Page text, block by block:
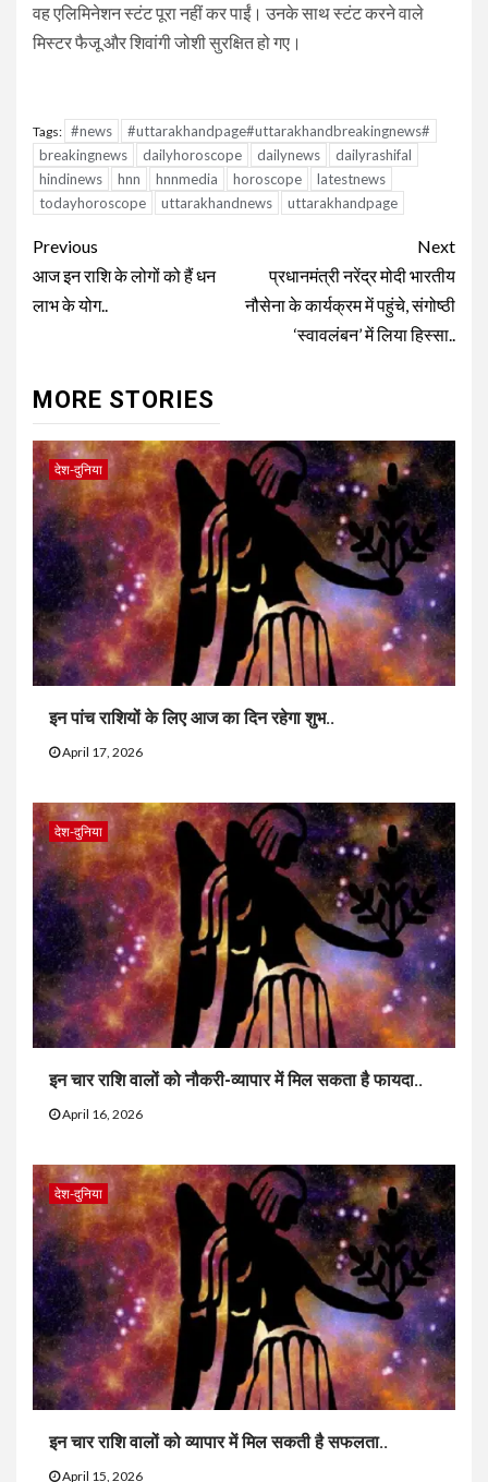
वह एलिमिनेशन स्टंट पूरा नहीं कर पाईं। उनके साथ स्टंट करने वाले
मिस्टर फैजू और शिवांगी जोशी सुरक्षित हो गए।
Tags: #news
#uttarakhandpage#uttarakhandbreakingnews#
breakingnews
dailyhoroscope dailynews
dailyrashifal
hindinews
hnn hnnmedia horoscope
latestnews
todayhoroscope
uttarakhandnews uttarakhandpage
Continue
Reading
Previous
आज इन राशि के लोगों को हैं धन
लाभ के योग..
Next
प्रधानमंत्री नरेंद्र मोदी भारतीय
नौसेना के कार्यक्रम में पहुंचे, संगोष्ठी
‘स्वावलंबन’ में लिया हिस्सा..
MORE STORIES
देश-दुनिया
इन पांच राशियों के लिए आज का दिन रहेगा शुभ..
April 17, 2026
देश-दुनिया
इन चार राशि वालों को नौकरी-व्यापार में मिल सकता है फायदा..
April 16, 2026
देश-दुनिया
इन चार राशि वालों को व्यापार में मिल सकती है सफलता..
April 15, 2026